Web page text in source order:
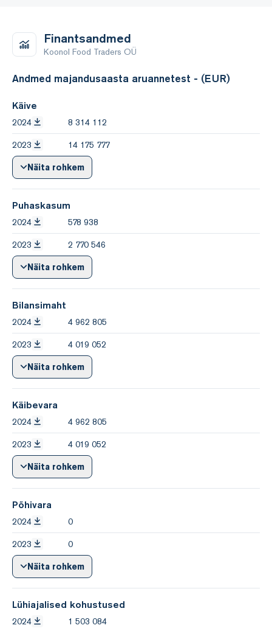
Finantsandmed
Koonol Food Traders OÜ
Andmed majandusaasta aruannetest - (EUR)
Käive
2024 8 314 112
2023 14 175 777
Näita rohkem
Puhaskasum
2024 578 938
2023 2 770 546
Näita rohkem
Bilansimaht
2024 4 962 805
2023 4 019 052
Näita rohkem
Käibevara
2024 4 962 805
2023 4 019 052
Näita rohkem
Põhivara
2024 0
2023 0
Näita rohkem
Lühiajalised kohustused
2024 1 503 084